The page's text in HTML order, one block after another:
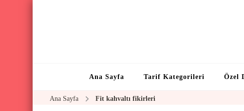
Ana Sayfa Tarif Kategorileri Özel
Ana Sayfa Fit kahvaltı fikirleri